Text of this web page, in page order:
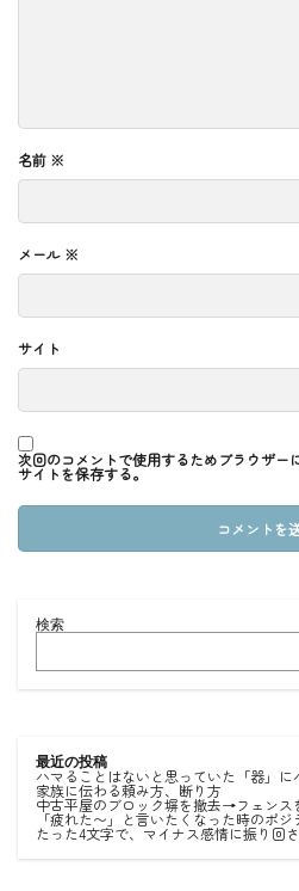
名前 ※
メール ※
サイト
次回のコメントで使用するためブラウザー
サイトを保存する。
検索
最近の投稿
ハマることはないと思っていた「器」に
家族に伝わる頼み方、断り方
中古平屋のブロック塀を撤去→フェンス
「疲れた〜」と言いたくなった時のポ
たった4文字で、マイナス感情に振り回